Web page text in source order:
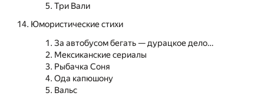
Три Вали
Юмористические стихи
За автобусом бегать — дурацкое дело…
Мексиканские сериалы
Рыбачка Соня
Ода капюшону
Вальс